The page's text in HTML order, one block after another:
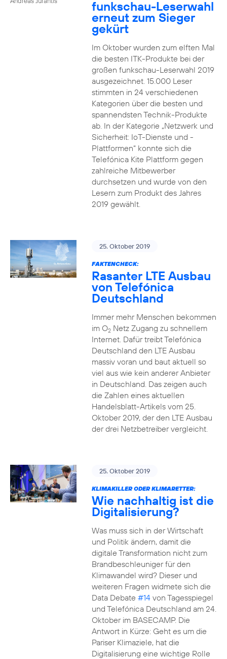
funkschau-Leserwahl
erneut zum Sieger
gekürt
Im Oktober wurden zum elften Mal
die besten ITK-Produkte bei der
großen funkschau-Leserwahl 2019
ausgezeichnet. 15.000 Leser
stimmten in 24 verschiedenen
Kategorien über die besten und
spannendsten Technik-Produkte
ab. In der Kategorie „Netzwerk und
Sicherheit: IoT-Dienste und -
Plattformen“ konnte sich die
Telefónica Kite Plattform gegen
zahlreiche Mitbewerber
durchsetzen und wurde von den
Lesern zum Produkt des Jahres
2019 gewählt.
25. Oktober 2019
FAKTENCHECK:
Rasanter LTE Ausbau
von Telefónica
Deutschland
Immer mehr Menschen bekommen
im O2Netz Zugang zu schnellem
Internet. Dafür treibt Telefónica
Deutschland den LTE Ausbau
massiv voran und baut aktuell so
viel aus wie kein anderer Anbieter
in Deutschland. Das zeigen auch
die Zahlen eines aktuellen
Handelsblatt-Artikels vom 25.
Oktober 2019, der den LTE Ausbau
der drei Netzbetreiber vergleicht.
25. Oktober 2019
KLIMAKILLER ODER KLIMARETTER:
Wie nachhaltig ist die
Digitalisierung?
Was muss sich in der Wirtschaft
und Politik ändern, damit die
digitale Transformation nicht zum
Brandbeschleuniger für den
Klimawandel wird? Dieser und
weiteren Fragen widmete sich die
Data Debate #14von Tagesspiegel
und Telefónica Deutschland am 24.
Oktober im BASECAMP. Die
Antwort in Kürze: Geht es um die
Pariser Klimaziele, hat die
Digitalisierung eine wichtige Rolle